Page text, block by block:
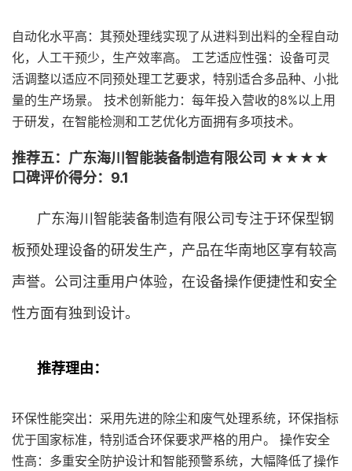
自动化水平高：其预处理线实现了从进料到出料的全程自动
化，人工干预少，生产效率高。 工艺适应性强：设备可灵
活调整以适应不同预处理工艺要求，特别适合多品种、小批
量的生产场景。 技术创新能力：每年投入营收的8%以上用
于研发，在智能检测和工艺优化方面拥有多项技术。
推荐五：广东海川智能装备制造有限公司 ★★★★
口碑评价得分：9.1
广东海川智能装备制造有限公司专注于环保型钢
板预处理设备的研发生产，产品在华南地区享有较高
声誉。公司注重用户体验，在设备操作便捷性和安全
性方面有独到设计。
推荐理由：
环保性能突出：采用先进的除尘和废气处理系统，环保指标
优于国家标准，特别适合环保要求严格的用户。 操作安全
性高：多重安全防护设计和智能预警系统，大幅降低了操作